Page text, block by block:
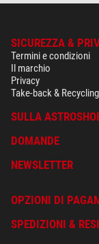
SICUREZZA &
Termini e condizioni
Il marchio
Privacy
Take-back & Recycling
SULLA
DOMANDE
NEWSLETTER
OPZIONI DI
SPEDIZIONI & RESI